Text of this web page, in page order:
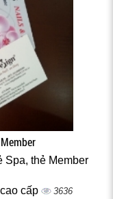
Spa, thẻ Member
cấp 3636